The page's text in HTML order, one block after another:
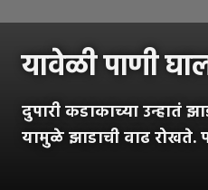
यावेळी पाणी
दुपारी कडाकाच्या उन्हातं
यामुळे झाडाची वाढ रोखते.